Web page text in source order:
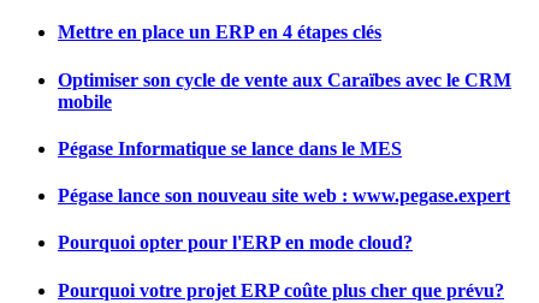
Mettre en place un ERP en 4 étapes clés
Optimiser son cycle de vente aux Caraïbes avec le CRM
mobile
Pégase Informatique se lance dans le MES
Pégase lance son nouveau site web : www.pegase.expert
Pourquoi opter pour l'ERP en mode cloud?
Pourquoi votre projet ERP coûte plus cher que prévu?